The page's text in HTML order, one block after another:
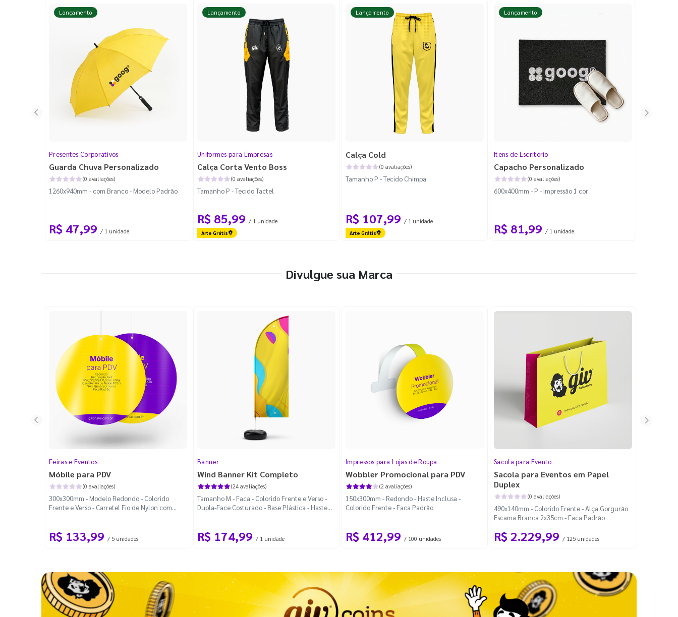
Lançamento
Presentes Corporativos
Guarda Chuva Personalizado
(0 avaliações)
1260x940mm - com Branco - Modelo Padrão
R$ 47,99 / 1 unidade
Lançamento
Uniformes para Empresas
Calça Corta Vento Boss
(0 avaliações)
Tamanho P - Tecido Tactel
R$ 85,99 / 1 unidade
Arte Grátis
Lançamento
Calça Cold
(0 avaliações)
Tamanho P - Tecido Chimpa
R$ 107,99 / 1 unidade
Arte Grátis
Lançamento
Itens de Escritório
Capacho Personalizado
(0 avaliações)
600x400mm - P - Impressão 1 cor
R$ 81,99 / 1 unidade
Divulgue sua Marca
Feiras e Eventos
Móbile para PDV
(0 avaliações)
300x300mm - Modelo Redondo - Colorido
Frente e Verso - Carretel Fio de Nylon com
R$ 133,99 / 5 unidades
Banner
Wind Banner Kit Completo
(24 avaliações)
Tamanho M - Faca - Colorido Frente e Verso -
Dupla-Face Costurado - Base Plástica - Haste
R$ 174,99 / 1 unidade
Impressos para Lojas de Roupa
Wobbler Promocional para PDV
(2 avaliações)
150x300mm - Redondo - Haste Inclusa -
Colorido Frente - Faca Padrão
R$ 412,99 / 100 unidades
Sacola para Evento
Sacola para Eventos em Papel
Duplex
(0 avaliações)
490x140mm - Colorido Frente - Alça Gorgurão
Escama Branca 2x35cm - Faca Padrão
R$ 2.229,99 / 125 unidades